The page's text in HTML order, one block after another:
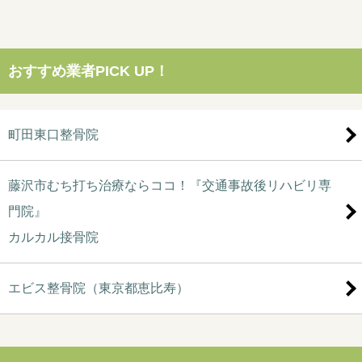
おすすめ業者PICK UP！
町田東口整骨院
藤沢市むち打ち治療ならココ！『交通事故後リハビリ専
門院』
カルカル接骨院
エビス整骨院（東京都恵比寿）